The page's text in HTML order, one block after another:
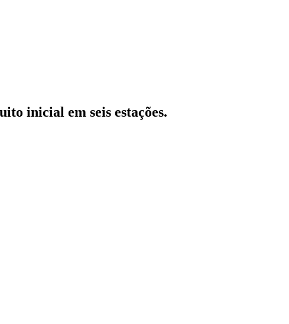
inicial em seis estações.